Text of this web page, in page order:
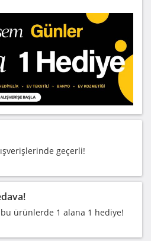
geçerli!
ürünlerde 1 alana 1 hediye!